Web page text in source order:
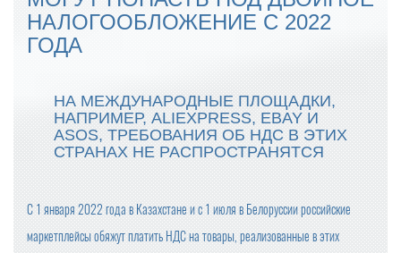
НАЛОГООБЛОЖЕНИЕ С 2022
ГОДА
НА МЕЖДУНАРОДНЫЕ ПЛОЩАДКИ,
НАПРИМЕР, ALIEXPRESS, EBAY И
ASOS, ТРЕБОВАНИЯ ОБ НДС В ЭТИХ
СТРАНАХ НЕ РАСПРОСТРАНЯТСЯ
С 1 января 2022 года в Казахстане и с 1 июля в Белоруссии российские
маркетплейсы обяжут платить НДС на товары, реализованные в этих